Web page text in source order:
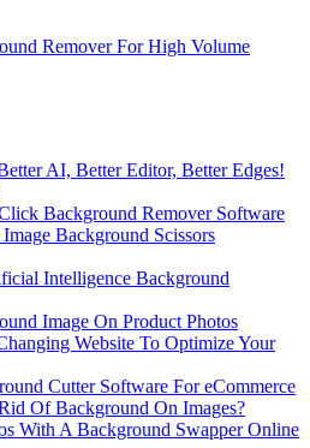
Remover For High Volume
AI, Better Editor, Better Edges!
Background Remover Software
Background Scissors
Intelligence Background
Image On Product Photos
Website To Optimize Your
Cutter Software For eCommerce
Of Background On Images?
With A Background Swapper Online